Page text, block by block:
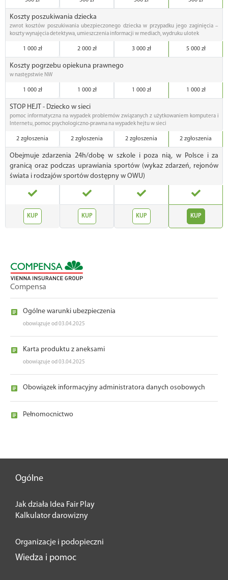
Koszty poszukiwania dziecka
zwrot kosztów poszukiwania ubezpieczonego dziecka w przypadku jego zaginięcia –
koszty wynajęcia detektywa, umieszczenia informacji w mediach, wydruku ulotek
1 000 zł 2 000 zł 3 000 zł 5 000 zł
Koszty pogrzebu opiekuna prawnego
w następstwie NW
1 000 zł 1 000 zł 1 000 zł 1 000 zł
STOP HEJT - Dziecko w sieci
pomoc informatyczna na wypadek problemów związanych z użytkowaniem komputera i
Internetu, pomoc psychologiczno-prawna na wypadek hejtu w sieci
2 zgłoszenia 2 zgłoszenia 2 zgłoszenia 2 zgłoszenia
Obejmuje zdarzenia 24h/dobę w szkole i poza nią, w Polsce i za
granicą oraz podczas uprawiania sportów (wykaz zdarzeń, rejonów
świata i rodzajów sportów dostępny w OWU)
KUP KUP KUP KUP
Compensa
Ogólne warunki ubezpieczenia
obowiązuje od 03.04.2025
Karta produktu z aneksami
obowiązuje od 03.04.2025
Obowiązek informacyjny administratora danych osobowych
Pełnomocnictwo
Ogólne
Jak działa Idea Fair Play
Kalkulator darowizny
Organizacje i podopieczni
Wiedza i pomoc